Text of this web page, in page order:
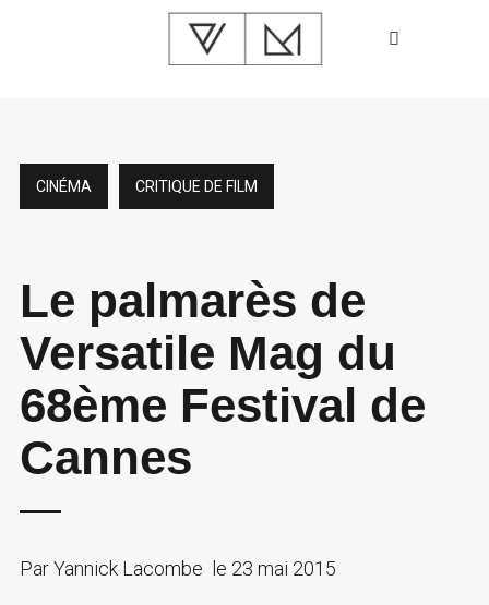
CINÉMA CRITIQUE DE FILM
Le palmarès de
Versatile Mag du
68ème Festival de
Cannes
ParYannick Lacombe le 23 mai 2015